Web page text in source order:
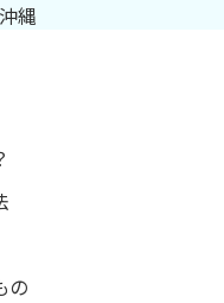
沖縄
の